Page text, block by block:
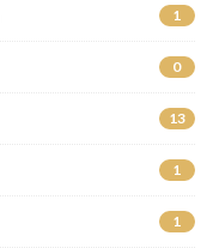
1
0
13
1
1